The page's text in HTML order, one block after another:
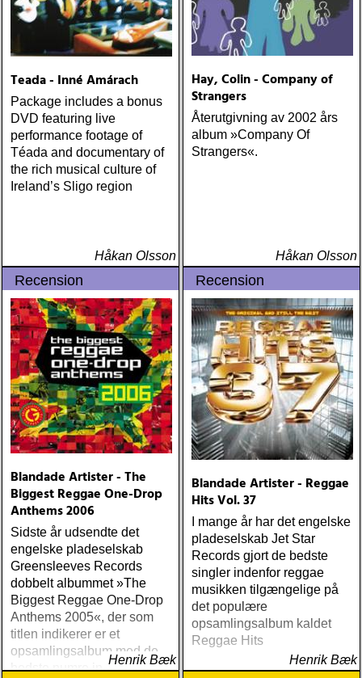
Teada - Inné Amárach
Package includes a bonus
DVD featuring live
performance footage of
Téada and documentary of
the rich musical culture of
Ireland’s Sligo region
Håkan Olsson
Hay, Colin - Company of
Strangers
Återutgivning av 2002 års
album »Company Of
Strangers«.
Håkan Olsson
Recension
Blandade Artister - The
Biggest Reggae One-Drop
Anthems 2006
Sidste år udsendte det
engelske pladeselskab
Greensleeves Records
dobbelt albummet »The
Biggest Reggae One-Drop
Anthems 2005«, der som
titlen indikerer er et
opsamlingsalbum med de
bedste numre indenfor den
Henrik Bæk
Recension
Blandade Artister - Reggae
Hits Vol. 37
I mange år har det engelske
pladeselskab Jet Star
Records gjort de bedste
singler indenfor reggae
musikken tilgængelige på
det populære
opsamlingsalbum kaldet
Reggae Hits
Henrik Bæk